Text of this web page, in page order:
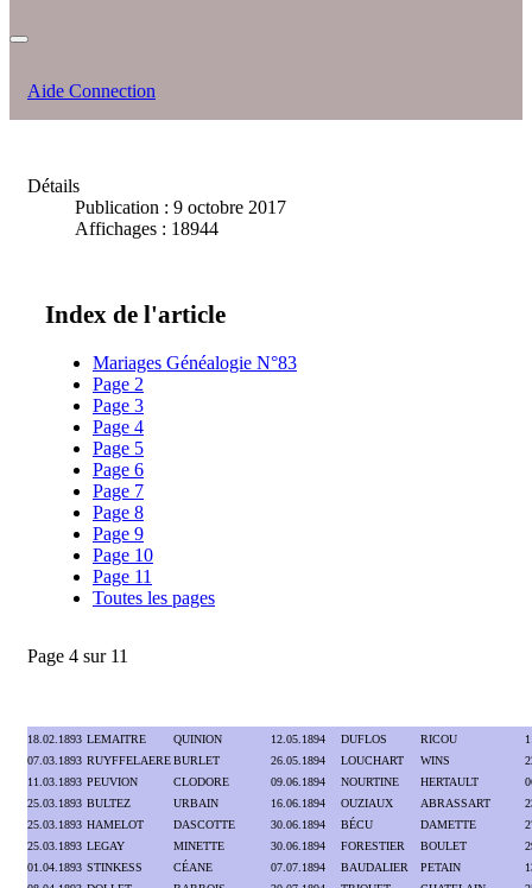
Aide Connection
Détails
Publication : 9 octobre 2017
Affichages : 18944
Index de l'article
Mariages Généalogie N°83
Page 2
Page 3
Page 4
Page 5
Page 6
Page 7
Page 8
Page 9
Page 10
Page 11
Toutes les pages
Page 4 sur 11
18.02.1893 LEMAITRE QUINION 12.05.1894 DUFLOS RICOU
07.03.1893 RUYFFELAEREBURLET 26.05.1894 LOUCHART WINS
11.03.1893 PEUVION CLODORE 09.06.1894 NOURTINE HERTAULT
25.03.1893 BULTEZ URBAIN 16.06.1894 OUZIAUX ABRASSART
25.03.1893 HAMELOT DASCOTTE 30.06.1894 BÉCU DAMETTE
25.03.1893 LEGAY MINETTE 30.06.1894 FORESTIER BOULET
01.04.1893 STINKESS CÉANE 07.07.1894 BAUDALIER PETAIN